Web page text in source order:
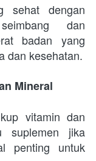
sehat dengan
dan
badan yang
dan kesehatan.
Mineral
vitamin dan
suplemen jika
penting untuk